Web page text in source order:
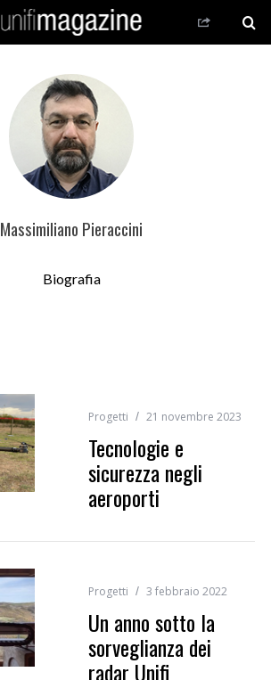
Massimiliano Pieraccini
Biografia
Progetti 21 novembre 2023
Tecnologie e
sicurezza negli
aeroporti
Progetti 3 febbraio 2022
Un anno sotto la
sorveglianza dei
radar Unifi